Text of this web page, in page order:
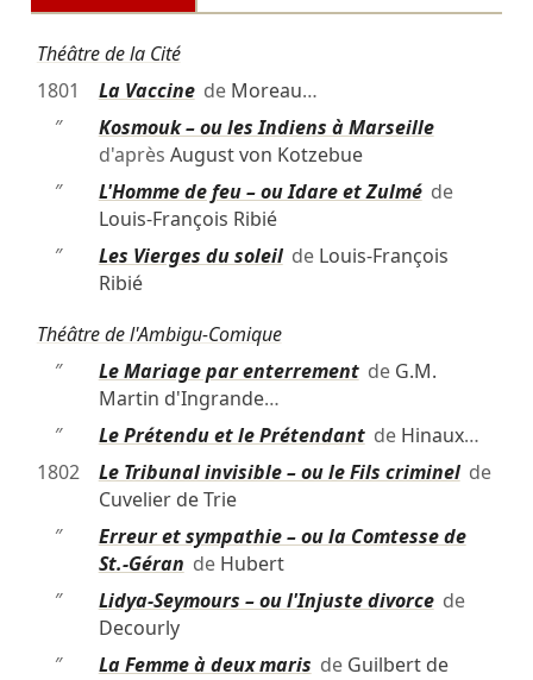
Théâtre de la Cité
1801
La Vaccinede Moreau…
″
Kosmouk – ou les Indiens à Marseille
d'après August von Kotzebue
″
L'Homme de feu – ou Idare et Zulméde
Louis-François Ribié
″
Les Vierges du soleilde Louis-François
Ribié
Théâtre de l'Ambigu-Comique
″
Le Mariage par enterrementde G.M.
Martin d'Ingrande…
″
Le Prétendu et le Prétendantde Hinaux…
1802
Le Tribunal invisible – ou le Fils criminelde
Cuvelier de Trie
″
Erreur et sympathie – ou la Comtesse de
St.-Géran de Hubert
″
Lidya-Seymours – ou l'Injuste divorcede
Decourly
″
La Femme à deux maris de Guilbert de